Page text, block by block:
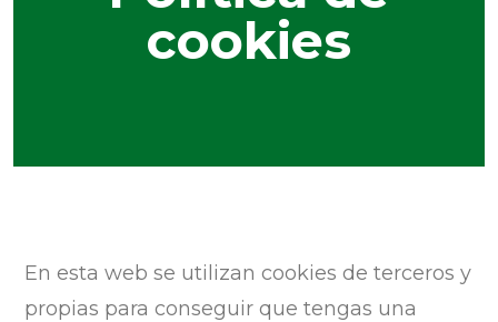
cookies
En esta web se utilizan cookies de terceros y
propias para conseguir que tengas una